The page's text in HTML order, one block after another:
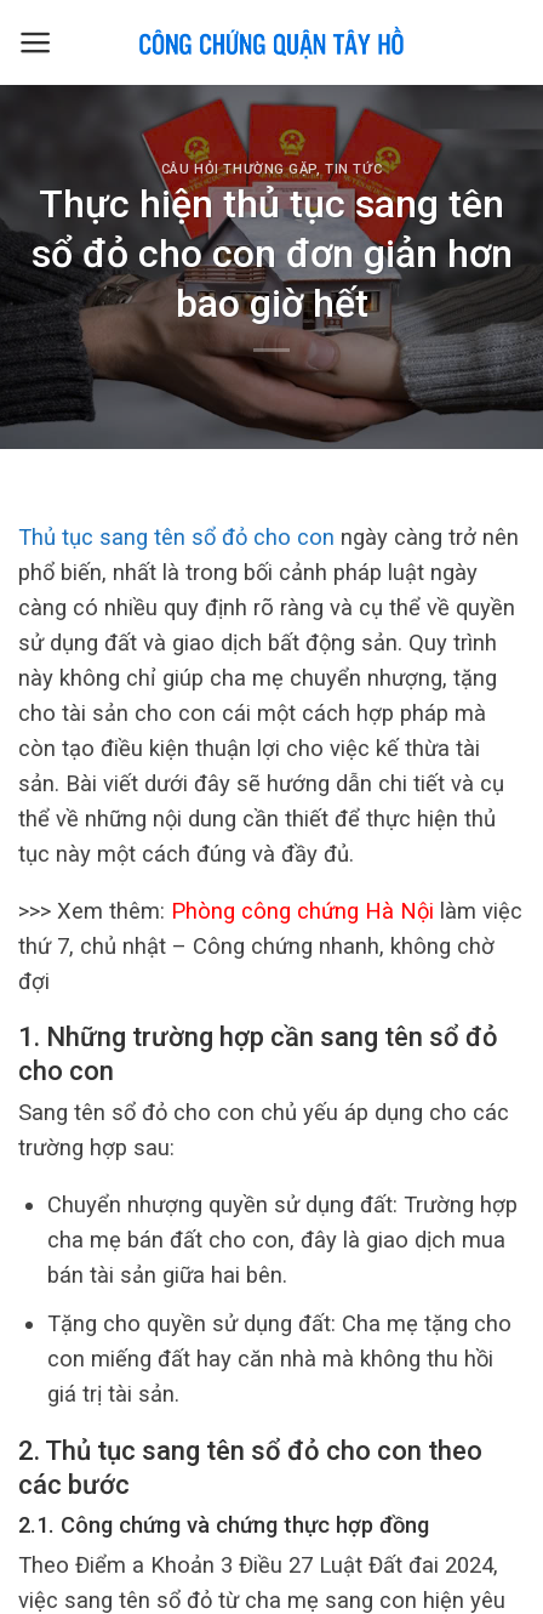
CÂU HỎI THƯỜNG GẶP,TIN TỨC
Thực hiện thủ tục sang tên
sổ đỏ cho con đơn giản hơn
bao giờ hết
Thủ tục sang tên sổ đỏ cho con ngày càng trở nên
phổ biến, nhất là trong bối cảnh pháp luật ngày
càng có nhiều quy định rõ ràng và cụ thể về quyền
sử dụng đất và giao dịch bất động sản. Quy trình
này không chỉ giúp cha mẹ chuyển nhượng, tặng
cho tài sản cho con cái một cách hợp pháp mà
còn tạo điều kiện thuận lợi cho việc kế thừa tài
sản. Bài viết dưới đây sẽ hướng dẫn chi tiết và cụ
thể về những nội dung cần thiết để thực hiện thủ
tục này một cách đúng và đầy đủ.
>>> Xem thêm: Phòng công chứng Hà Nội làm việc
thứ 7, chủ nhật – Công chứng nhanh, không chờ
đợi
1. Những trường hợp cần sang tên sổ đỏ
cho con
Sang tên sổ đỏ cho con chủ yếu áp dụng cho các
trường hợp sau:
Chuyển nhượng quyền sử dụng đất: Trường hợp
cha mẹ bán đất cho con, đây là giao dịch mua
bán tài sản giữa hai bên.
Tặng cho quyền sử dụng đất: Cha mẹ tặng cho
con miếng đất hay căn nhà mà không thu hồi
giá trị tài sản.
2. Thủ tục sang tên sổ đỏ cho con theo
các bước
2.1. Công chứng và chứng thực hợp đồng
Theo Điểm a Khoản 3 Điều 27 Luật Đất đai 2024,
việc sang tên sổ đỏ từ cha mẹ sang con hiện yêu